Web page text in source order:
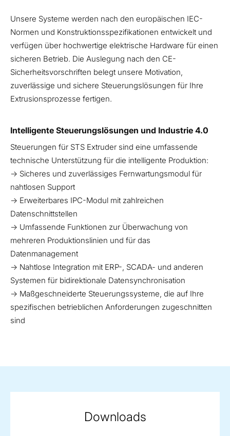
Unsere Systeme werden nach den europäischen IEC-
Normen und Konstruktionsspezifikationen entwickelt und
verfügen über hochwertige elektrische Hardware für einen
sicheren Betrieb. Die Auslegung nach den CE-
Sicherheitsvorschriften belegt unsere Motivation,
zuverlässige und sichere Steuerungslösungen für Ihre
Extrusionsprozesse fertigen.
Intelligente Steuerungslösungen und Industrie 4.0
Steuerungen für STS Extruder sind eine umfassende
technische Unterstützung für die intelligente Produktion:
→ Sicheres und zuverlässiges Fernwartungsmodul für
nahtlosen Support
→ Erweiterbares IPC-Modul mit zahlreichen
Datenschnittstellen
→ Umfassende Funktionen zur Überwachung von
mehreren Produktionslinien und für das
Datenmanagement
→ Nahtlose Integration mit ERP-, SCADA- und anderen
Systemen für bidirektionale Datensynchronisation
→ Maßgeschneiderte Steuerungssysteme, die auf Ihre
spezifischen betrieblichen Anforderungen zugeschnitten
sind
Downloads